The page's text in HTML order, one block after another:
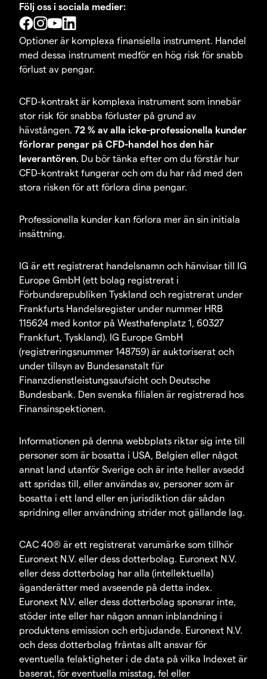
Följ oss i sociala medier:
Optioner är komplexa finansiella instrument. Handel
med dessa instrument medför en hög risk för snabb
förlust av pengar.
CFD-kontrakt är komplexa instrument som innebär
stor risk för snabba förluster på grund av
hävstången. 72 % av alla icke-professionella kunder
förlorar pengar på CFD-handel hos den här
leverantören. Du bör tänka efter om du förstår hur
CFD-kontrakt fungerar och om du har råd med den
stora risken för att förlora dina pengar.
Professionella kunder kan förlora mer än sin initiala
insättning.
IG är ett registrerat handelsnamn och hänvisar till IG
Europe GmbH (ett bolag registrerat i
Förbundsrepubliken Tyskland och registrerat under
Frankfurts Handelsregister under nummer HRB
115624 med kontor på Westhafenplatz 1, 60327
Frankfurt, Tyskland). IG Europe GmbH
(registreringsnummer 148759) är auktoriserat och
under tillsyn av Bundesanstalt für
Finanzdienstleistungsaufsicht och Deutsche
Bundesbank. Den svenska filialen är registrerad hos
Finansinspektionen.
Informationen på denna webbplats riktar sig inte till
personer som är bosatta i USA, Belgien eller något
annat land utanför Sverige och är inte heller avsedd
att spridas till, eller användas av, personer som är
bosatta i ett land eller en jurisdiktion där sådan
spridning eller användning strider mot gällande lag.
CAC 40® är ett registrerat varumärke som tillhör
Euronext N.V. eller dess dotterbolag. Euronext N.V.
eller dess dotterbolag har alla (intellektuella)
äganderätter med avseende på detta index.
Euronext N.V. eller dess dotterbolag sponsrar inte,
stöder inte eller har någon annan inblandning i
produktens emission och erbjudande. Euronext N.V.
och dess dotterbolag fråntas allt ansvar för
eventuella felaktigheter i de data på vilka Indexet är
baserat, för eventuella misstag, fel eller